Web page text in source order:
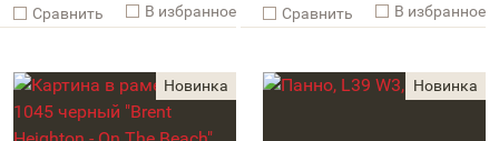
Cравнить В избранное Cравнить В избранное